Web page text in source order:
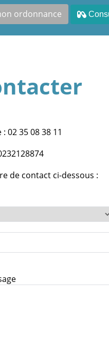
ordonnance
02 35 08 38 11
de contact ci-dessous :